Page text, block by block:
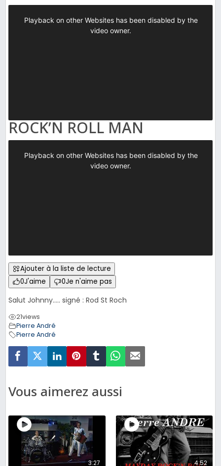
ROCK’N ROLL MAN
Ajouter à la liste de lecture
0J'aime 0Je n'aime pas
Salut Johnny….. signé : Rod St Roch
21views
Pierre André
Pierre André
Vous aimerez aussi
3:27 4:52